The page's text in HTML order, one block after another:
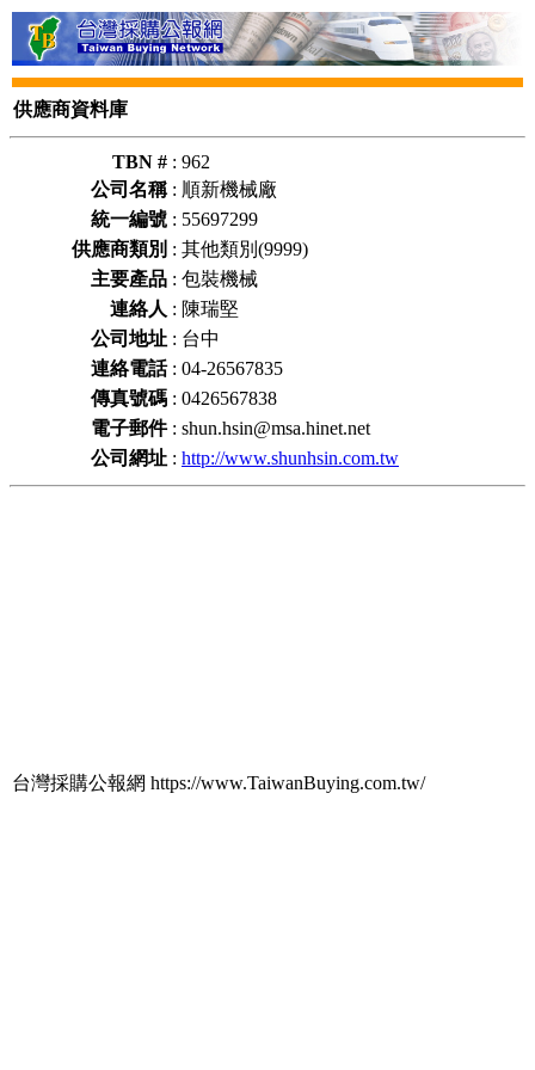
供應商資料庫
TBN # : 962
公司名稱: 順新機械廠
統一編號 : 55697299
供應商類別 : 其他類別(9999)
主要產品 : 包裝機械
連絡人 : 陳瑞堅
公司地址 : 台中
連絡電話: 04-26567835
傳真號碼 : 0426567838
電子郵件: shun.hsin@msa.hinet.net
公司網址 : http://www.shunhsin.com.tw
台灣採購公報網 https://www.TaiwanBuying.com.tw/